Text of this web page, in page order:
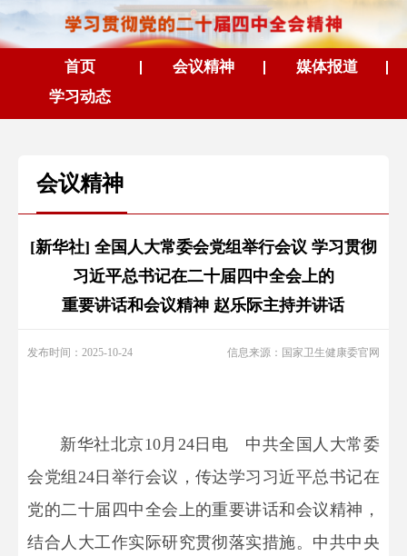
首页 会议精神
媒体报道
学习动态
会议精神
[新华社] 全国人大常委会党组举行会议 学习贯彻
习近平总书记在二十届四中全会上的
重要讲话和会议精神 赵乐际主持并讲话
发布时间：2025-10-24 信息来源：国家卫生健康委官网
新华社北京10月24日电 中共全国人大常委
会党组24日举行会议，传达学习习近平总书记在
党的二十届四中全会上的重要讲话和会议精神，
结合人大工作实际研究贯彻落实措施。中共中央